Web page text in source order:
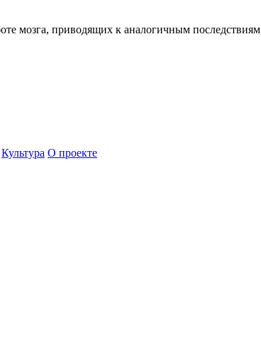
мозга, приводящих к аналогичным
Культура О проекте